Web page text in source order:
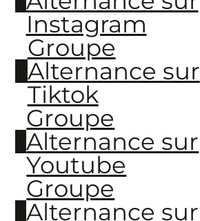
Instagram
Groupe
Alternance sur
Tiktok
Groupe
Alternance sur
Youtube
Groupe
Alternance sur